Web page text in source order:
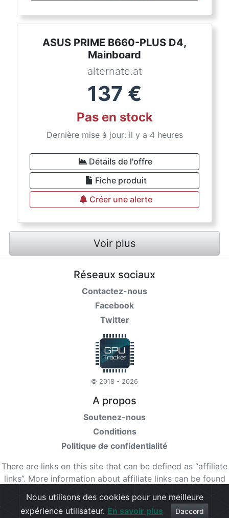
ASUS PRIME B660-PLUS D4,
Mainboard
alternate.at
137 €
Pas en stock
Dernière mise à jour: il y a 4 heures
Détails de l'offre
Fiche produit
Créer une alerte
Voir plus
Réseaux sociaux
Contactez-nous
Facebook
Twitter
© 2018 - 2026
A propos
Soutenez-nous
Conditions
Politique de confidentialité
There are links on this site that can be defined as “affiliate
links”. More information about affiliate links can be found
Check ourtermsfor more details.
Nous utilisons des cookies pour une meilleure
expérience utilisateur. En savoir plus Daccord